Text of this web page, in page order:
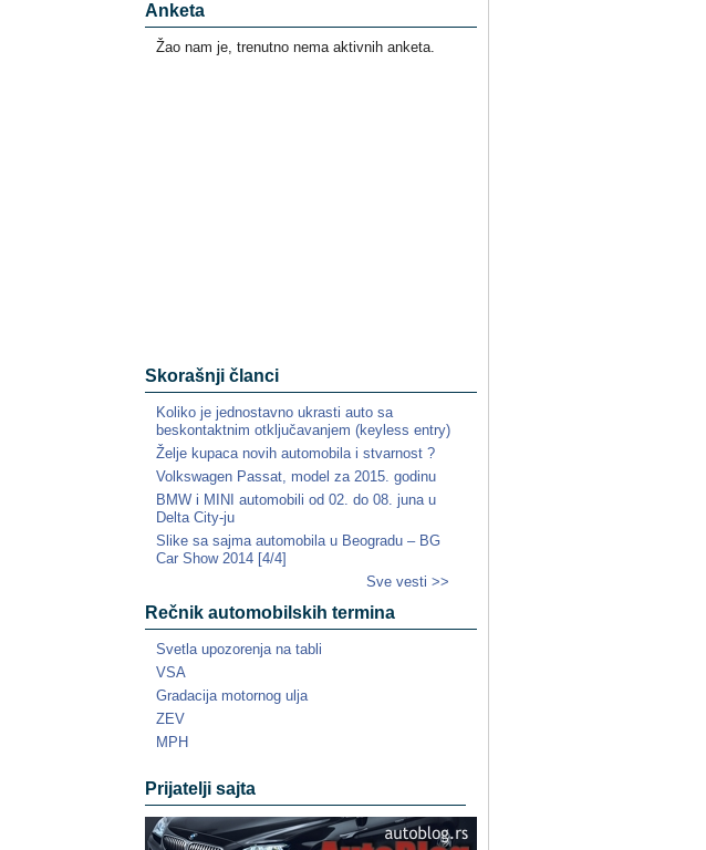
Anketa
Žao nam je, trenutno nema aktivnih anketa.
Skorašnji članci
Koliko je jednostavno ukrasti auto sa
beskontaktnim otključavanjem (keyless entry)
Želje kupaca novih automobila i stvarnost ?
Volkswagen Passat, model za 2015. godinu
BMW i MINI automobili od 02. do 08. juna u
Delta City-ju
Slike sa sajma automobila u Beogradu – BG
Car Show 2014 [4/4]
Sve vesti >>
Rečnik automobilskih termina
Svetla upozorenja na tabli
VSA
Gradacija motornog ulja
ZEV
MPH
Prijatelji sajta